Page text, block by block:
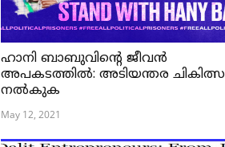
ഹാനി ബാബുവിന്റെ ജീവൻ
അപകടത്തിൽ: അടിയന്തര ചികിത്സ
നൽകുക
May 12, 2021